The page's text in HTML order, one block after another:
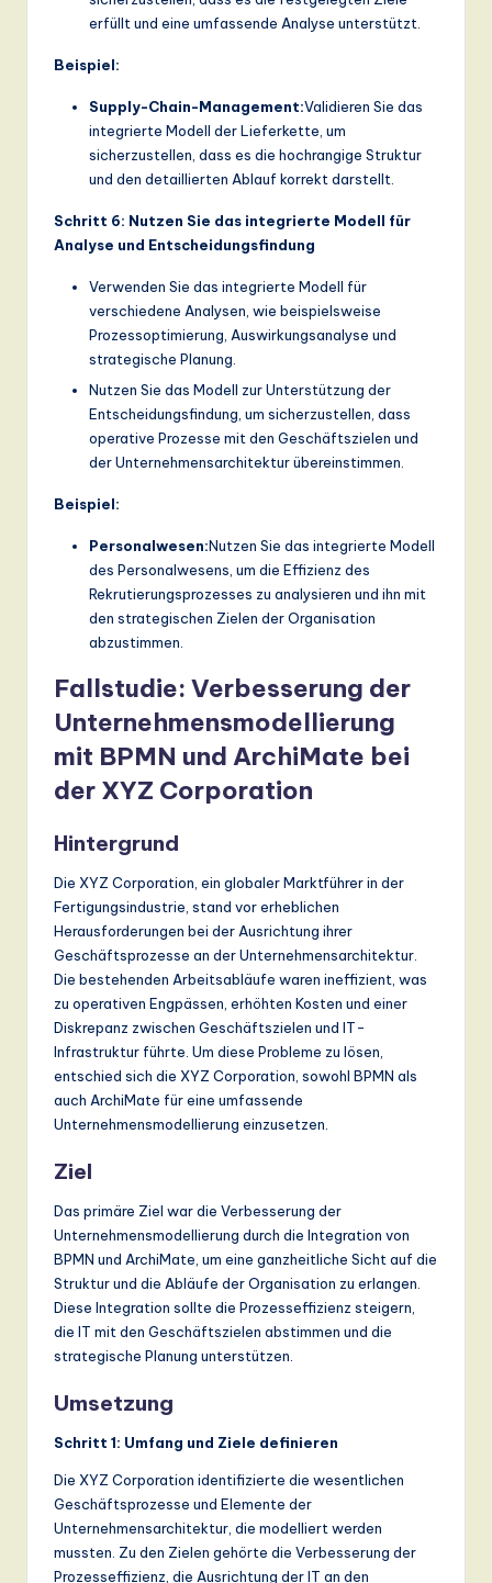
erfüllt und eine umfassende Analyse unterstützt.
Beispiel:
Supply-Chain-Management:Validieren Sie das
integrierte Modell der Lieferkette, um
sicherzustellen, dass es die hochrangige Struktur
und den detaillierten Ablauf korrekt darstellt.
Schritt 6: Nutzen Sie das integrierte Modell für
Analyse und Entscheidungsfindung
Verwenden Sie das integrierte Modell für
verschiedene Analysen, wie beispielsweise
Prozessoptimierung, Auswirkungsanalyse und
strategische Planung.
Nutzen Sie das Modell zur Unterstützung der
Entscheidungsfindung, um sicherzustellen, dass
operative Prozesse mit den Geschäftszielen und
der Unternehmensarchitektur übereinstimmen.
Beispiel:
Personalwesen:Nutzen Sie das integrierte Modell
des Personalwesens, um die Effizienz des
Rekrutierungsprozesses zu analysieren und ihn mit
den strategischen Zielen der Organisation
abzustimmen.
Fallstudie: Verbesserung der
Unternehmensmodellierung
mit BPMN und ArchiMate bei
der XYZ Corporation
Hintergrund
Die XYZ Corporation, ein globaler Marktführer in der
Fertigungsindustrie, stand vor erheblichen
Herausforderungen bei der Ausrichtung ihrer
Geschäftsprozesse an der Unternehmensarchitektur.
Die bestehenden Arbeitsabläufe waren ineffizient, was
zu operativen Engpässen, erhöhten Kosten und einer
Diskrepanz zwischen Geschäftszielen und IT-
Infrastruktur führte. Um diese Probleme zu lösen,
entschied sich die XYZ Corporation, sowohl BPMN als
auch ArchiMate für eine umfassende
Unternehmensmodellierung einzusetzen.
Ziel
Das primäre Ziel war die Verbesserung der
Unternehmensmodellierung durch die Integration von
BPMN und ArchiMate, um eine ganzheitliche Sicht auf die
Struktur und die Abläufe der Organisation zu erlangen.
Diese Integration sollte die Prozesseffizienz steigern,
die IT mit den Geschäftszielen abstimmen und die
strategische Planung unterstützen.
Umsetzung
Schritt 1: Umfang und Ziele definieren
Die XYZ Corporation identifizierte die wesentlichen
Geschäftsprozesse und Elemente der
Unternehmensarchitektur, die modelliert werden
mussten. Zu den Zielen gehörte die Verbesserung der
Prozesseffizienz, die Ausrichtung der IT an den